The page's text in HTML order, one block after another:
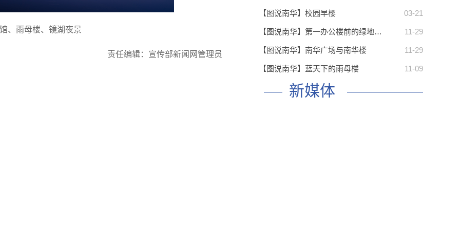
、雨母楼、镜湖夜景
责任编辑：宣传部新闻网管理员
【图说南华】校园早樱 03-21
【图说南华】第一办公楼前的绿地… 11-29
【图说南华】南华广场与南华楼 11-29
【图说南华】蓝天下的雨母楼 11-09
新媒体